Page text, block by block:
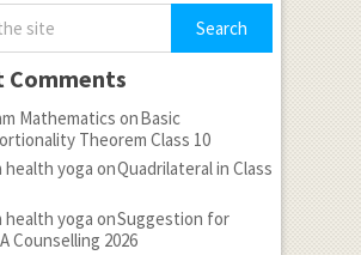
x+\frac
{ \pi }{
4 }
\right)
} }
Comments
Mathematics onBasic
Theorem Class 10
health yoga onQuadrilateral in Class
health yoga onSuggestion for
Counselling 2026